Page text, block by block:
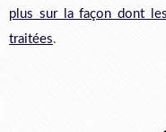
plus sur la façon dont
traitées.